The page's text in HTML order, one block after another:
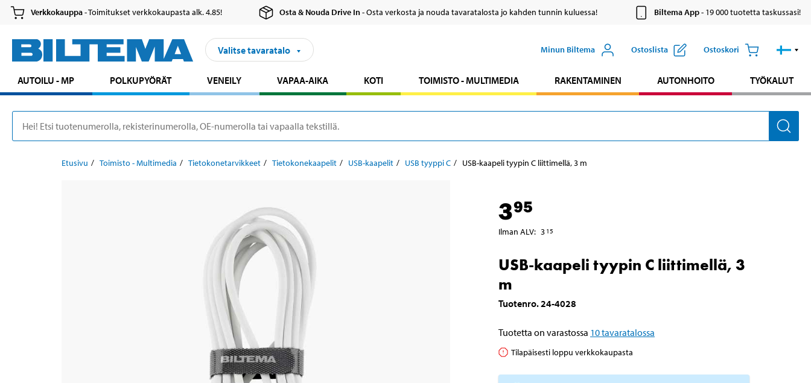
Verkkokauppa- Toimitukset verkkokaupasta alk. 4.85! Osta & Nouda Drive In- Osta verkosta ja nouda tavaratalosta jo kahden tunnin kuluessa! Biltema App- 19 000 tuotetta taskussasi!
Valitse tavaratalo Minun Biltema Ostoslista Ostoskori
AUTOILU - MP POLKUPYÖRÄT VENEILY VAPAA-AIKA KOTI TOIMISTO - MULTIMEDIA RAKENTAMINEN AUTONHOITO TYÖKALUT
Etusivu Toimisto - Multimedia Tietokonetarvikkeet Tietokonekaapelit USB-kaapelit USB tyyppi C USB-kaapeli tyypin C liittimellä, 3 m
395
Ilman ALV: 3 15
USB-kaapeli tyypin C liittimellä, 3
m
Tuotenro.24-4028
Tuotetta on varastossa 10tavaratalossa
Tilapäisesti loppu verkkokaupasta